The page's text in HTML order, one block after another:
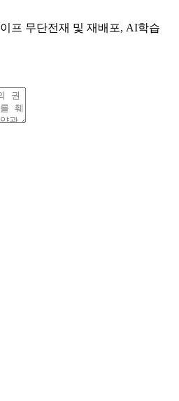
프 무단전재 및 재배포, AI학습